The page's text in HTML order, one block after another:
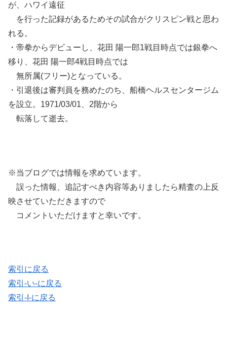
が、ハワイ遠征
を行った記録があるためその試合がクリスピン戦と思わ
れる。
・帝拳からデビューし、花田 陽一郎1戦目時点では銀拳へ
移り、花田 陽一郎4戦目時点では
無所属(フリー)となっている。
・引退後は審判員を務めたのち、船橋ヘルスセンタージム
を設立。1971/03/01、2階から
転落して逝去。
※当ブログでは情報を求めています。
誤った情報、追記すべき内容等ありましたら精査の上反
映させていただきますので
コメントいただけますと幸いです。
索引に戻る
索引-い-に戻る
索引-I-に戻る